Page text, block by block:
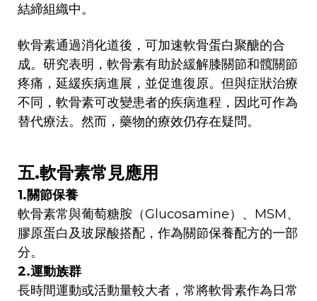
結締組織中。
軟骨素通過消化道後，可加速軟骨蛋白聚醣的合
成。研究表明，軟骨素有助於緩解膝關節和髖關節
疼痛，延緩疾病進展，並促進復原。但與症狀治療
不同，軟骨素可改變患者的疾病進程，因此可作為
替代療法。然而，藥物的療效仍存在疑問。
五.軟骨素常見應用
1.關節保養
軟骨素常與葡萄糖胺（Glucosamine）、MSM、
膠原蛋白及玻尿酸搭配，作為關節保養配方的一部
分。
2.運動族群
長時間運動或活動量較大者，常將軟骨素作為日常